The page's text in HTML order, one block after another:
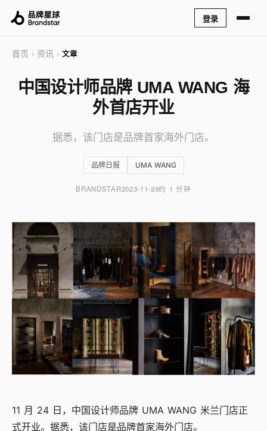
登录
首页 › 资讯 › 文章
中国设计师品牌 UMA WANG 海
外首店开业
据悉，该门店是品牌首家海外门店。
品牌日报 UMA WANG
BRANDSTAR2023-11-29约 1 分钟
11 月 24 日，中国设计师品牌 UMA WANG 米兰门店正
式开业。据悉，该门店是品牌首家海外门店。